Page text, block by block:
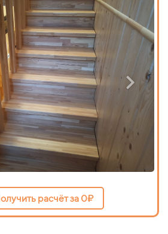
расчёт за 0₽